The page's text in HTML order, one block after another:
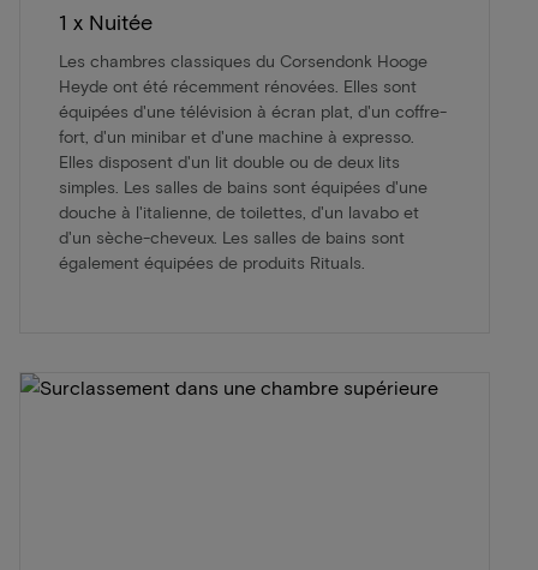
1 x Nuitée
Les chambres classiques du Corsendonk Hooge
Heyde ont été récemment rénovées. Elles sont
équipées d'une télévision à écran plat, d'un coffre-
fort, d'un minibar et d'une machine à expresso.
Elles disposent d'un lit double ou de deux lits
simples. Les salles de bains sont équipées d'une
douche à l'italienne, de toilettes, d'un lavabo et
d'un sèche-cheveux. Les salles de bains sont
également équipées de produits Rituals.